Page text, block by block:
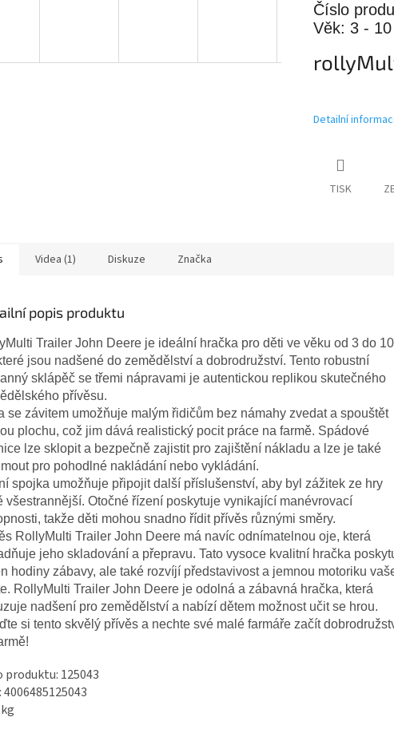
R
Číslo
Věk: 3 -
Detailní
TISK
Videa (1) Diskuze Značka
popis produktu
Trailer John Deere je ideální hračka pro děti ve věku od 3 do 10
jsou nadšené do zemědělství a dobrodružství. Tento robustní
sklápěč se třemi nápravami je autentickou replikou skutečného
přívěsu.
se závitem umožňuje malým řidičům bez námahy zvedat a spouštět
plochu, což jim dává realistický pocit práce na farmě. Spádové
lze sklopit a bezpečně zajistit pro zajištění nákladu a lze je také
pro pohodlné nakládání nebo vykládání.
spojka umožňuje připojit další příslušenství, aby byl zážitek ze hry
všestrannější. Otočné řízení poskytuje vynikající manévrovací
takže děti mohou snadno řídit přívěs různými směry.
RollyMulti Trailer John Deere má navíc odnímatelnou oje, která
jeho skladování a přepravu. Tato vysoce kvalitní hračka
hodiny zábavy, ale také rozvíjí představivost a jemnou motoriku
RollyMulti Trailer John Deere je odolná a zábavná hračka, která
nadšení pro zemědělství a nabízí dětem možnost učit se hrou.
si tento skvělý přívěs a nechte své malé farmáře začít
produktu: 125043
4006485125043